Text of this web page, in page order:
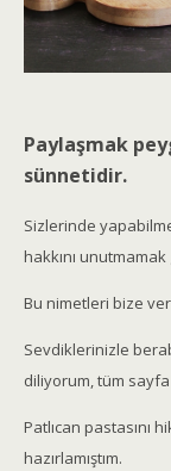
Paylaşmak
sünnetidir.
Sizlerinde
hakkını
Bu nimetleri bize
Sevdiklerinizle
diliyorum, tüm
Patlıcan pastasını
hazırlamıştım.